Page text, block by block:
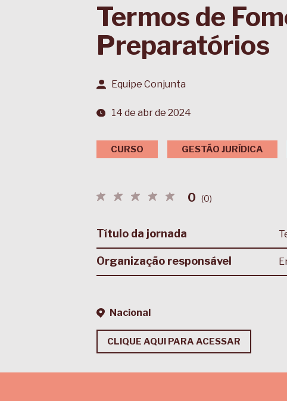
Termos de
Preparatórios
Equipe Conjunta
14 de abr de 2024
CURSO GESTÃO JURÍDICA
0 (0)
Título da jornada
Organização responsável
Nacional
CLIQUE AQUI PARA ACESSAR